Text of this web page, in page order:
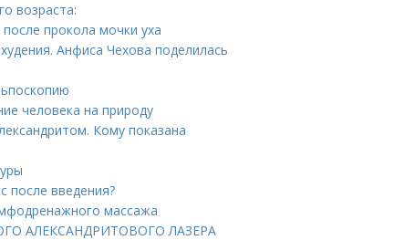
возраста:
прокола мочки уха
Анфиса Чехова поделилась
человека на природу
Кому показана
после введения?
массажа
АЛЕКСАНДРИТОВОГО ЛАЗЕРА